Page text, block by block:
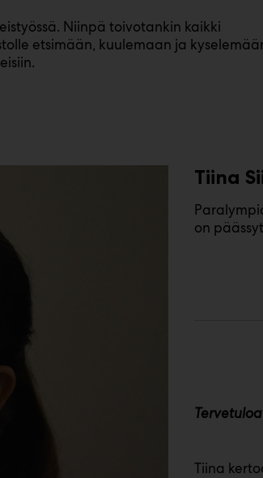
Niinpä toivotankin kaikki
etsimään, kuulemaan ja
Tiina
on
Tiina